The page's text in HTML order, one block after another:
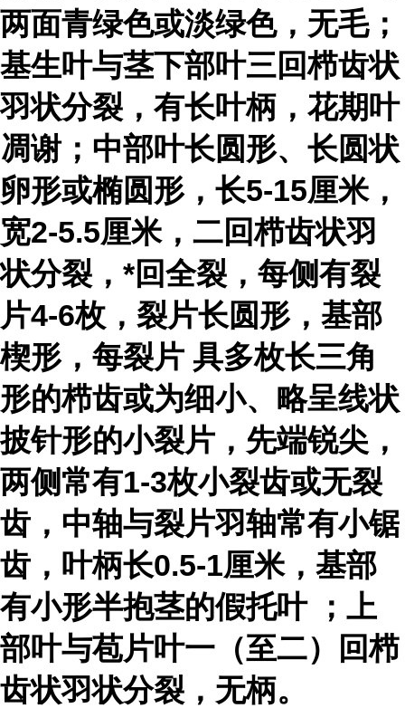
两面青绿色或淡绿色，无毛；
基生叶与茎下部叶三回栉齿状
羽状分裂，有长叶柄，花期叶
凋谢；中部叶长圆形、长圆状
卵形或椭圆形，长5-15厘米，
宽2-5.5厘米，二回栉齿状羽
状分裂，*回全裂，每侧有裂
片4-6枚，裂片长圆形，基部
楔形，每裂片 具多枚长三角
形的栉齿或为细小、略呈线状
披针形的小裂片，先端锐尖，
两侧常有1-3枚小裂齿或无裂
齿，中轴与裂片羽轴常有小锯
齿，叶柄长0.5-1厘米，基部
有小形半抱茎的假托叶
；上
部叶与苞片叶一（至二）回栉
齿状羽状分裂，无柄。